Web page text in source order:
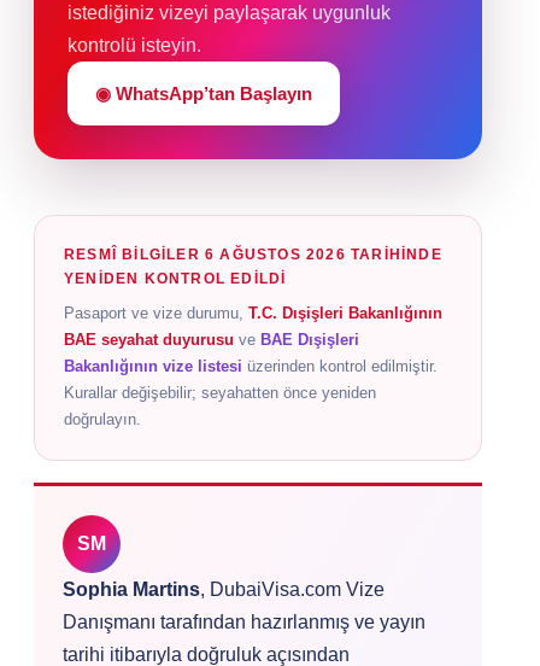
istediğiniz vizeyi paylaşarak uygunluk
kontrolü isteyin.
◉ WhatsApp’tan Başlayın
RESMÎ BILGILER 6 AĞUSTOS 2026 TARIHINDE
YENIDEN KONTROL EDILDI
Pasaport ve vize durumu, T.C. Dışişleri Bakanlığının
BAE seyahat duyurusu ve BAE Dışişleri
Bakanlığının vize listesi üzerinden kontrol edilmiştir.
Kurallar değişebilir; seyahatten önce yeniden
doğrulayın.
SM
Sophia Martins, DubaiVisa.com Vize
Danışmanı tarafından hazırlanmış ve yayın
tarihi itibarıyla doğruluk açısından